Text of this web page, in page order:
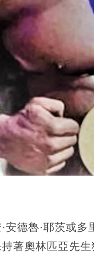
安德魯·耶茨或
著奧林匹亞先